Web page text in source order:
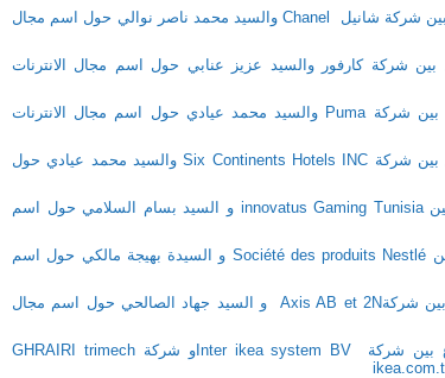
والسيد محمد ناصر نوالي حول اسم مجال
Puma والسيد محمد عيادي حول اسم مجال الانترنات
Six Continents Hotels INCوالسيد محمد عيادي حول
الحكم التحكيمي عدد18 الصادر بخصوص النزاع بين innovatus Gaming Tunisia و السيد بسام السلامي حول اسم
الحكم التحكيمي عدد19 الصادر بخصوص النزاع بين Société des produits Nestlé و السيدة بهيجة مالكي حول اسم
الحكم التحكيمي عدد 20 الصادر بخصوص النزاع بين شركةAxis AB et 2N و السيد جهاد الصالحي حول اسم مجال
الحكم التحكيمي عدد 21 الصادر بخصوص النزاع بين شركة Inter ikea system BVو شركة GHRAIRI trimech